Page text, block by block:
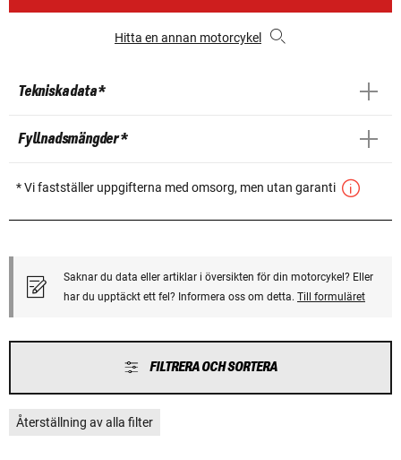
Hitta en annan motorcykel
Tekniska data *
Fyllnadsmängder *
* Vi fastställer uppgifterna med omsorg, men utan garanti
Saknar du data eller artiklar i översikten för din motorcykel? Eller
har du upptäckt ett fel? Informera oss om detta. Till formuläret
FILTRERA OCH SORTERA
Återställning av alla filter